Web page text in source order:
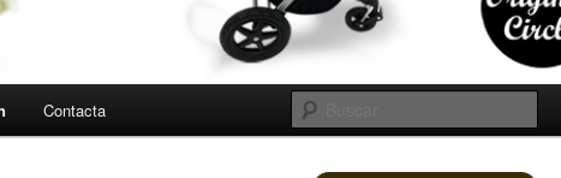
Contacta